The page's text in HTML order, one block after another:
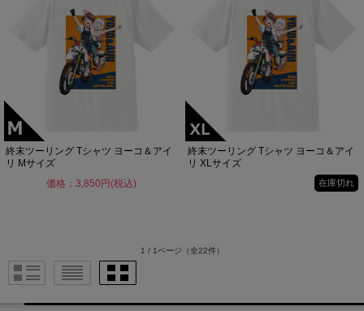
終末ツーリング Tシャツ ヨーコ＆アイ
リ Mサイズ
価格：3,850円(税込)
終末ツーリング Tシャツ ヨーコ＆アイ
リ XLサイズ
在庫切れ
1 / 1ページ （全22件）